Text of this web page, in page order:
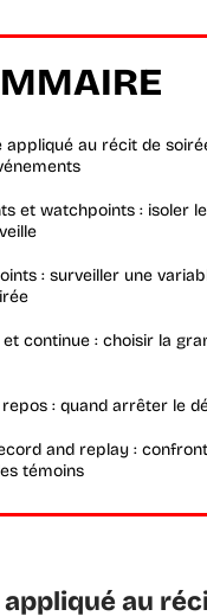
appliqué au récit de
et watchpoints : isoler
: surveiller une
et continue : choisir la
repos : quand arrêter le
and replay :
témoins
au